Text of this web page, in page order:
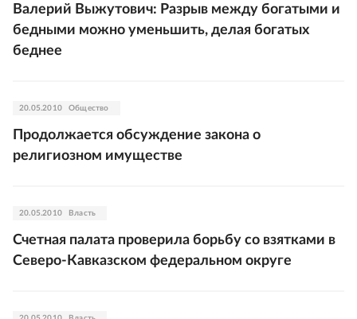
Валерий Выжутович: Разрыв между богатыми и
бедными можно уменьшить, делая богатых
беднее
20.05.2010 Общество
Продолжается обсуждение закона о
религиозном имуществе
20.05.2010 Власть
Счетная палата проверила борьбу со взятками в
Северо-Кавказском федеральном округе